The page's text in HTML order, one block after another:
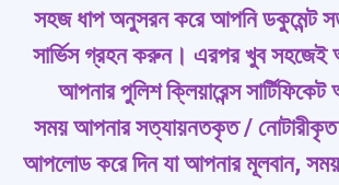
সহজ ধাপ অনুসরন করে আপনি ডকুমেন্ট
সার্ভিস গ্রহন করুন। এরপর খুব সহজেই
আপনার পুলিশ ক্লিয়ারেন্স
সময় আপনার সত্যায়নতকৃত / নোটারীকৃত
আপলোড করে দিন যা আপনার মূলবান,